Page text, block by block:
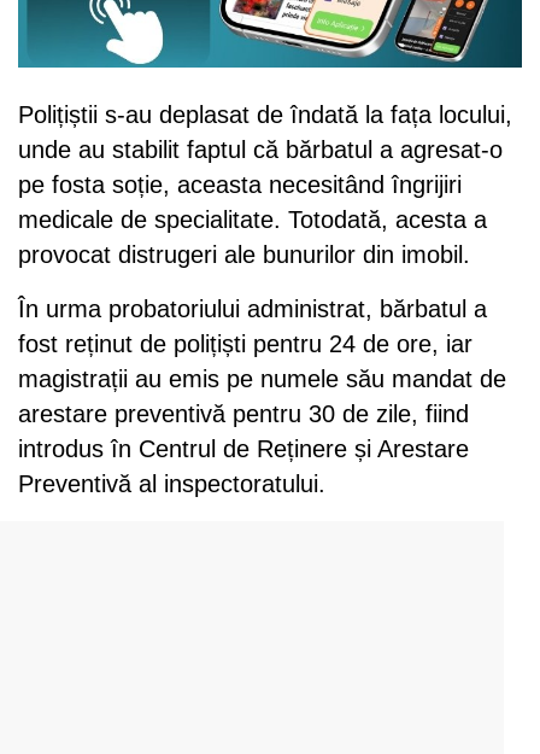
Polițiștii s-au deplasat de îndată la fața locului,
unde au stabilit faptul că bărbatul a agresat-o
pe fosta soție, aceasta necesitând îngrijiri
medicale de specialitate. Totodată, acesta a
provocat distrugeri ale bunurilor din imobil.
În urma probatoriului administrat, bărbatul a
fost reținut de polițiști pentru 24 de ore, iar
magistrații au emis pe numele său mandat de
arestare preventivă pentru 30 de zile, fiind
introdus în Centrul de Reținere și Arestare
Preventivă al inspectoratului.